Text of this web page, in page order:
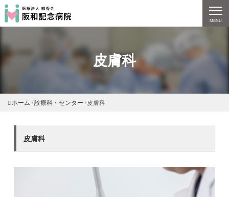
MENU
皮膚科
ホーム 診療科・センター 皮膚科
皮膚科